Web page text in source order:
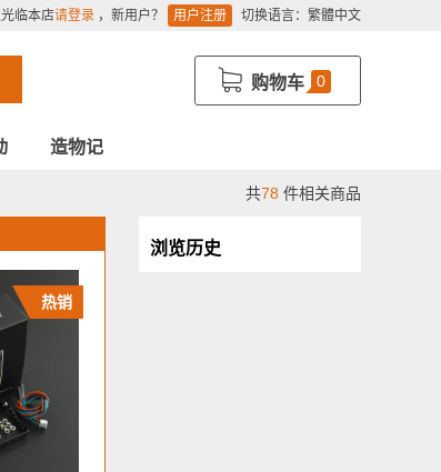
临本店请登录 ，新用户？ 用户注册 切换语言： 繁體中文
购物车 0
造物记
共78 件相关商品
热销
浏览历史